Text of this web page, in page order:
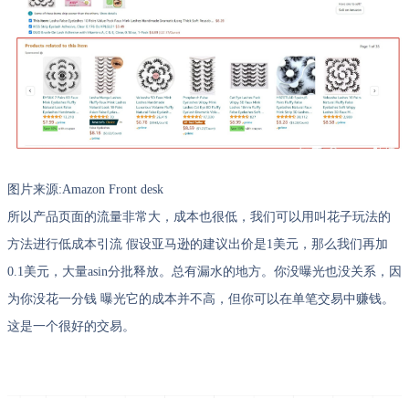
图片来源:Amazon Front desk
所以产品页面的流量非常大，成本也很低，我们可以用叫花子玩法的
方法进行低成本引流 假设亚马逊的建议出价是1美元，那么我们再加
0.1美元，大量asin分批释放。总有漏水的地方。你没曝光也没关系，因
为你没花一分钱 曝光它的成本并不高，但你可以在单笔交易中赚钱。
这是一个很好的交易。